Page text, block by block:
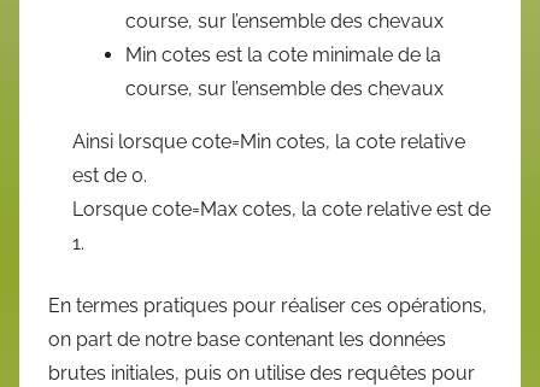
course, sur l’ensemble des chevaux
Min cotes est la cote minimale de la
course, sur l’ensemble des chevaux
Ainsi lorsque cote=Min cotes, la cote relative
est de 0.
Lorsque cote=Max cotes, la cote relative est de
1.
En termes pratiques pour réaliser ces opérations,
on part de notre base contenant les données
brutes initiales, puis on utilise des requêtes pour